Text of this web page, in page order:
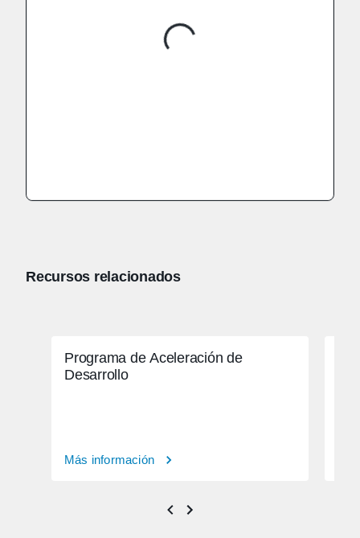
Recursos relacionados
Programa de Aceleración de
Desarrollo
Más información